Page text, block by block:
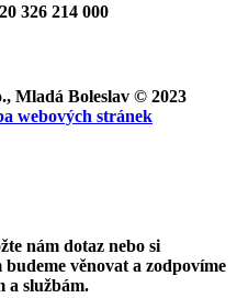
326 214 000
, Mladá Boleslav © 2023
webových stránek
nám dotaz nebo si
věnovat a zodpovíme
a službám.